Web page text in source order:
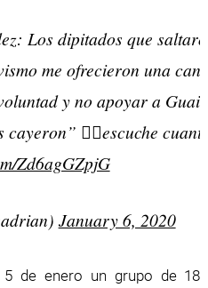
Los dipitados que
me ofrecieron una
y no apoyar a
👇🏻escuche
Zd6agGZpjG
January 6, 2020
5 de enero un grupo de 18